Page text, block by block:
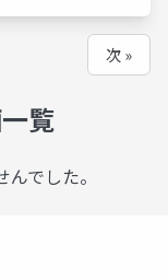
次 »
覧
でした。